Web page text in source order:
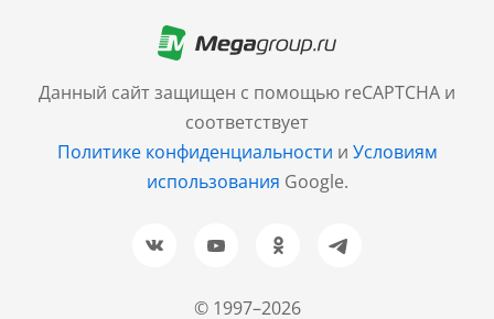
© 1997–2026
Данный сайт защищен с помощью reCAPTCHA и
соответствует
Политике конфиденциальности и Условиям
использования Google.
+7 (499) 705-30-10
Санкт-Петербург
+7 (812) 600-77-33
Барнаул
+7 (961) 999-93-93
Новосибирск